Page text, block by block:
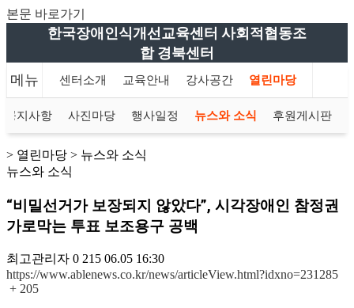
본문 바로가기
한국장애인식개선교육센터 사회적협동조
합 경북센터
메뉴
메인 센터소개 교육안내 강사공간 열린마당
공지사항 사진마당 행사일정 뉴스와 소식 후원게시판
> 열린마당 > 뉴스와 소식
뉴스와 소식
“비밀선거가 보장되지 않았다”, 시각장애인 참정권
가로막는 투표 보조용구 공백
최고관리자 0 215 06.05 16:30
https://www.ablenews.co.kr/news/articleView.html?idxno=231285
+ 205